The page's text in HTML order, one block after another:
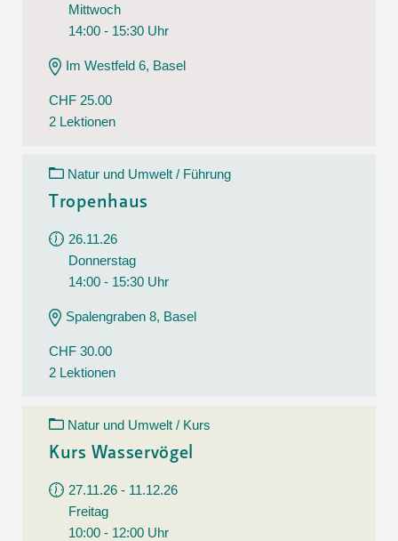
Mittwoch
14:00 - 15:30 Uhr
Im Westfeld 6, Basel
CHF 25.00
2 Lektionen
Natur und Umwelt / Führung
Tropenhaus
26.11.26
Donnerstag
14:00 - 15:30 Uhr
Spalengraben 8, Basel
CHF 30.00
2 Lektionen
Natur und Umwelt / Kurs
Kurs Wasservögel
27.11.26 - 11.12.26
Freitag
10:00 - 12:00 Uhr